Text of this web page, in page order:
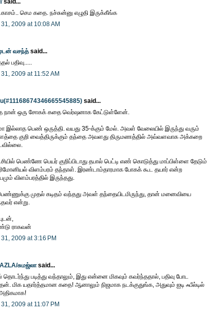
செம கதை. நச்சுன்னு எழுதி இருக்கீங்க
2009 at 10:08 AM
வசந்த்said...
பதிவு.....
2009 at 11:52 AM
said...
நான் ஒரு சோகக் கதை வெர்ஷனாக கேட்டுள்ளேன்.
இல்லாத பெண் ஒருத்தி. வயது 35-க்கும் மேல். அவள் வேலையில் இருந்து வரும்
குறி வைத்திருக்கும் தந்தை அவளது திருமணத்தில் அவ்வளவாக அக்கறை
பெண்ணே பெயர் குறிப்பிடாது தபால் பெட்டி எண் கொடுத்து மாப்பிள்ளை தேடும்
விளம்பரம் தந்தாள். இரண்டாம்தாரமாக போகக் கூட தயார் என்ற
விளம்பரத்தில் இருந்தது.
முதல் கடிதம் வந்தது அவள் தந்தையிடமிருந்து, தான் மனைவியை
என்று.
ராகவன்
2009 at 3:16 PM
சுமஜ்லாsaid...
தொடர்ந்து படித்து வந்தாலும், இது என்னை மிகவும் கவர்ந்ததால், பதிவு போட
மிக யதார்த்தமான கதை! ஆனாலும் நிஜமாக நடக்குதுங்க, அதுவும் ஐடி ஃபீல்டில்
2009 at 11:07 PM